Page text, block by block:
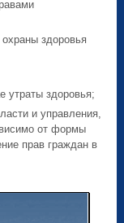
здоровья
утраты здоровья;
и управления,
от формы
прав граждан в